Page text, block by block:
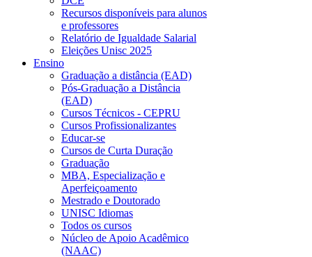
Recursos disponíveis para alunos
e professores
Relatório de Igualdade Salarial
Eleições Unisc 2025
Ensino
Graduação a distância (EAD)
Pós-Graduação a Distância
(EAD)
Cursos Técnicos - CEPRU
Cursos Profissionalizantes
Educar-se
Cursos de Curta Duração
Graduação
MBA, Especialização e
Aperfeiçoamento
Mestrado e Doutorado
UNISC Idiomas
Todos os cursos
Núcleo de Apoio Acadêmico
(NAAC)